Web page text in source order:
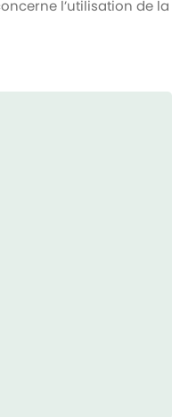
l’utilisation de la